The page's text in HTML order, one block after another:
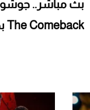
بث مباشر..
The Comeback بجدة